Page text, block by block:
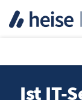
Ist IT-